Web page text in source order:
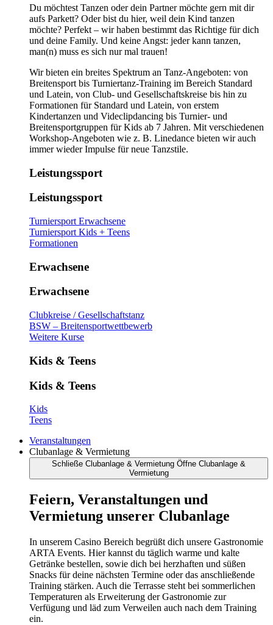
Du möchtest Tanzen oder dein Partner möchte gern mit dir
aufs Parkett? Oder bist du hier, weil dein Kind tanzen
möchte? Perfekt – wir haben bestimmt das Richtige für dich
und deine Family. Und keine Angst: jeder kann tanzen,
man(n) muss es sich nur mal trauen!
Wir bieten ein breites Spektrum an Tanz-Angeboten: von
Breitensport bis Turniertanz-Training im Bereich Standard
und Latein, von Club- und Gesellschaftskreise bis hin zu
Formationen für Standard und Latein, von erstem
Kindertanzen und Videclipdancing bis Turnier- und
Breitensportgruppen für Kids ab 7 Jahren. Mit verschiedenen
Workshop-Angeboten wie z. B. Linedance bieten wir auch
immer wieder Impulse für neue Tanzstile.
Leistungssport
Leistungssport
Turniersport Erwachsene
Turniersport Kids + Teens
Formationen
Erwachsene
Erwachsene
Clubkreise / Gesellschaftstanz
BSW – Breitensportwettbewerb
Weitere Kurse
Kids & Teens
Kids & Teens
Kids
Teens
Veranstaltungen
Clubanlage & Vermietung
Schließe Clubanlage & Vermietung Öffne Clubanlage &
Vermietung
Feiern, Veranstaltungen und
Vermietung unserer Clubanlage
In unserem Casino Bereich begrüßt dich unsere Gastronomie
ARTA Events. Hier kannst du täglich warme und kalte
Getränke bestellen, sowie dich bei herzhaften und süßen
Snacks für deine nächsten Termine oder das anschließende
Training stärken. Auch die Terrasse steht bei sommerlichen
Temperaturen als Erweiterung der Gastronomie zur
Verfügung und läd zum Verweilen auch nach dem Training
ein.